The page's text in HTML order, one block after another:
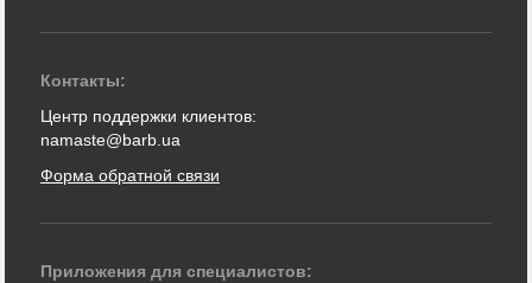
Контакты:
Центр поддержки клиентов:
namaste@barb.ua
Форма обратной связи
Приложения для специалистов: